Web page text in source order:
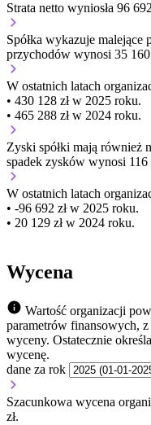
Strata netto wyniosła 96
Spółka wykazuje malejące
przychodów wynosi 35 160
W ostatnich latach
• 430 128 zł w 2025 roku.
• 465 288 zł w 2024 roku.
Zyski spółki mają również
spadek zysków wynosi 116
W ostatnich latach
• -96 692 zł w 2025 roku.
• 20 129 zł w 2024 roku.
Wycena
Wartość organizacji
parametrów finansowych,
wyceny. Ostatecznie
wycenę.
dane za rok
Szacunkowa wycena
zł.